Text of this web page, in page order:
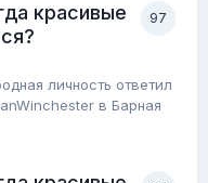
97
красивые
личность ответил
в Барная